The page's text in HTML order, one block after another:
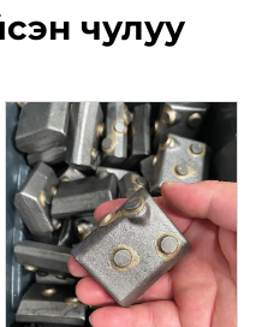
чулуу